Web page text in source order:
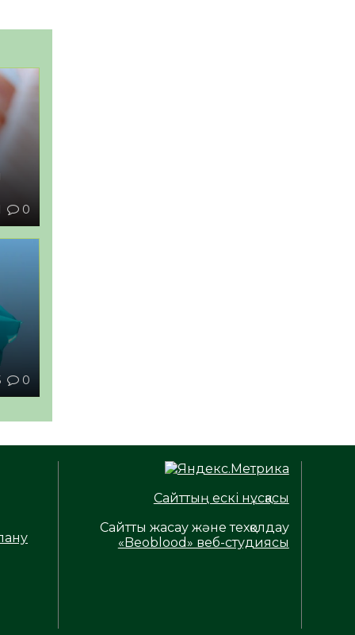
0
0
Сайттың ескі нұсқасы
Сайтты жасау және техқолдау
«Beoblood» веб-студиясы